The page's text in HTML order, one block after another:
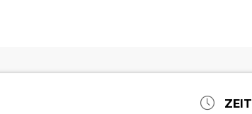
ZEIT